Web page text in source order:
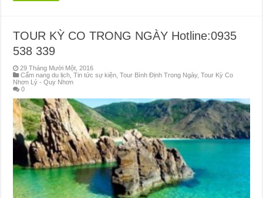
TOUR KỲ CO TRONG NGÀY Hotline:0935
538 339
29 Tháng Mười Một, 2016
Cẩm nang du lịch ,Tin tức sự kiện ,Tour Bình Định Trong Ngày,Tour Kỳ Co
Nhơn Lý - Quy Nhơn
0